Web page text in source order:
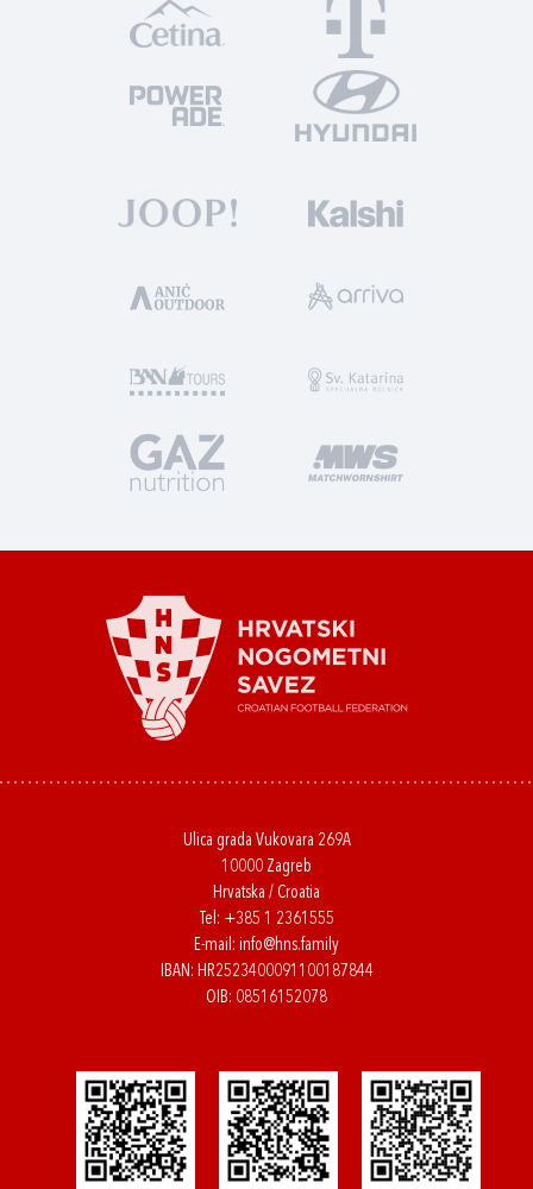
Ulica grada Vukovara 269A
10000 Zagreb
Hrvatska / Croatia
Tel: +385 1 2361555
E-mail: info@hns.family
IBAN: HR2523400091100187844
OIB: 08516152078